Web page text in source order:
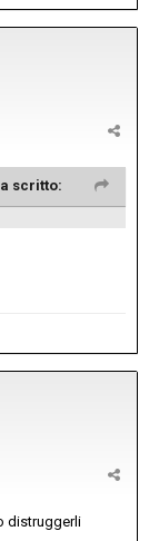
scritto:
distruggerli